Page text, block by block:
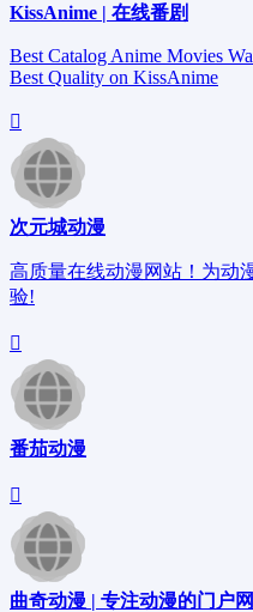
KissAnime | 在线番剧
Best Catalog Anime Movies
Best Quality on KissAnime
次元城动漫
高质量在线动漫网站！为动
验!
番茄动漫
曲奇动漫 | 专注动漫的门户